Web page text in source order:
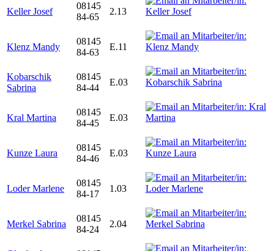
Keller Josef
08145
84-65
2.13
Klenz Mandy
08145
84-63
E.11
Kobarschik
Sabrina
08145
84-44
E.03
Kral Martina
08145
84-45
E.03
Kunze Laura
08145
84-46
E.03
Loder Marlene
08145
84-17
1.03
Merkel Sabrina
08145
84-24
2.04